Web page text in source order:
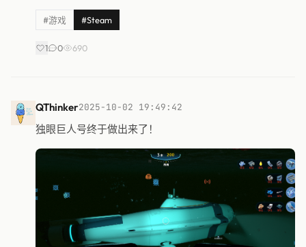
#游戏 #Steam
1 0 690
QThinker2025-10-02 19:49:42
独眼巨人号终于做出来了！